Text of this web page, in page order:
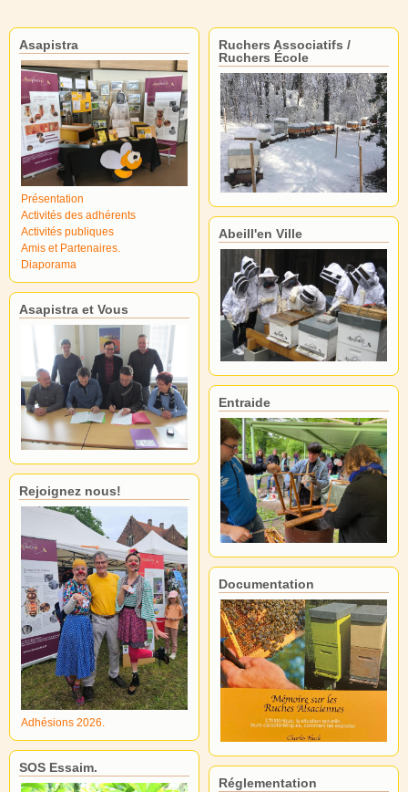
Asapistra
Présentation
Activités des adhérents
Activités publiques
Amis et Partenaires.
Diaporama
Asapistra et Vous
Rejoignez nous!
Adhésions 2026.
SOS Essaim.
Ruchers Associatifs /
Ruchers École
Abeill'en Ville
Entraide
Documentation
Réglementation